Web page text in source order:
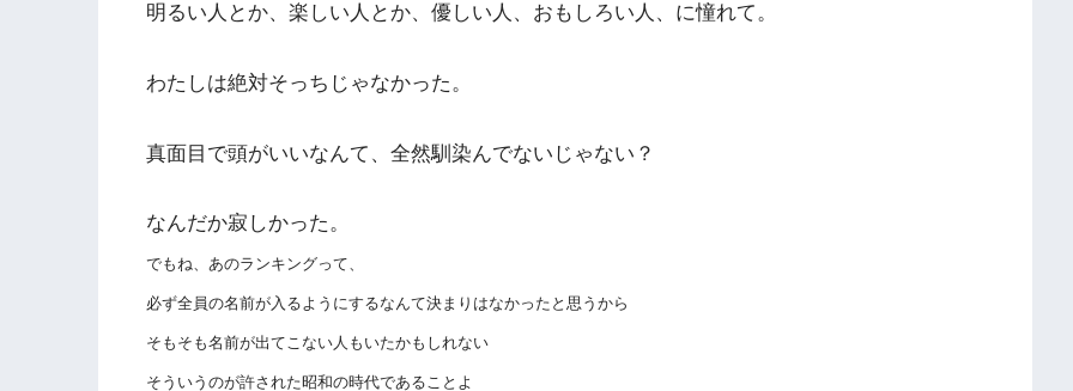
明るい人とか、楽しい人とか、優しい人、おもしろい人、に憧れて。
わたしは絶対そっちじゃなかった。
真面目で頭がいいなんて、全然馴染んでないじゃない？
なんだか寂しかった。
でもね、あのランキングって、
必ず全員の名前が入るようにするなんて決まりはなかったと思うから
そもそも名前が出てこない人もいたかもしれない
そういうのが許された昭和の時代であることよ